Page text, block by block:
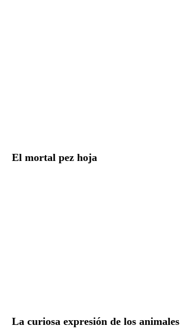
El mortal pez hoja
La curiosa expresión de los animales